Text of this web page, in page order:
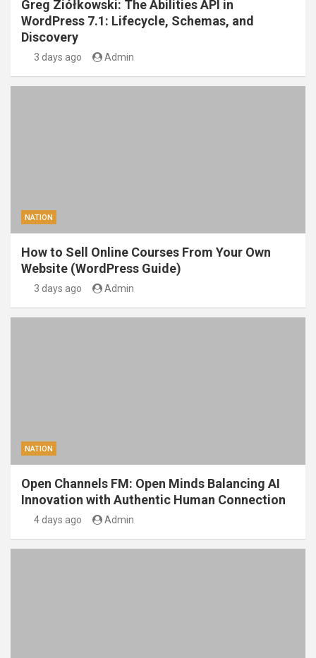
Greg Ziółkowski: The Abilities API in
WordPress 7.1: Lifecycle, Schemas, and
Discovery
3 days ago Admin
NATION
How to Sell Online Courses From Your Own
Website (WordPress Guide)
3 days ago Admin
NATION
Open Channels FM: Open Minds Balancing AI
Innovation with Authentic Human Connection
4 days ago Admin